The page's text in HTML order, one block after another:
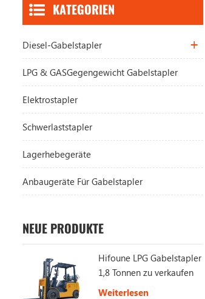
KATEGORIEN
Diesel-Gabelstapler
LPG & GASGegengewicht Gabelstapler
Elektrostapler
Schwerlaststapler
Lagerhebegeräte
Anbaugeräte Für Gabelstapler
NEUE PRODUKTE
Hifoune LPG Gabelstapler
1,8 Tonnen zu verkaufen
Weiterlesen